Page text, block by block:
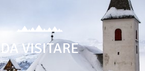
DA VISITARE